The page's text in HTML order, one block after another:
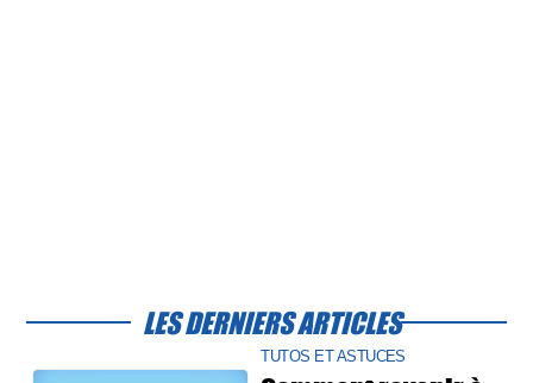
LES DERNIERS ARTICLES
TUTOS ET ASTUCES